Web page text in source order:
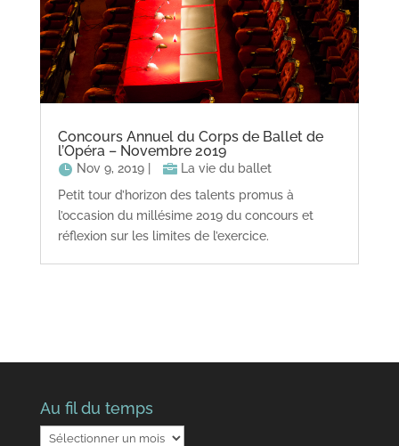
Concours Annuel du Corps de Ballet de
l’Opéra – Novembre 2019
Nov 9, 2019|
La vie du ballet
Petit tour d’horizon des talents promus à
l’occasion du millésime 2019 du concours et
réflexion sur les limites de l’exercice.
Au fil du temps
Au